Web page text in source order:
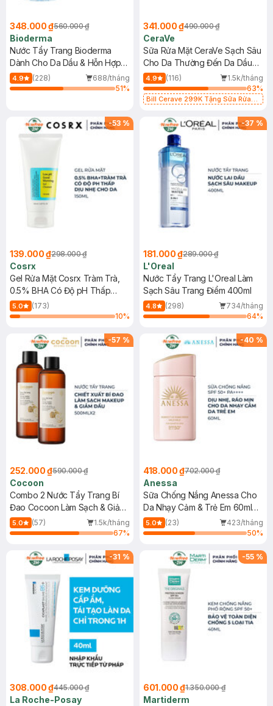
348.000 ₫560.000 ₫
Bioderma
Nước Tẩy Trang Bioderma
Dành Cho Da Dầu & Hỗn Hợp
500ml
4.9 (228)
688/tháng
51%
341.000 ₫490.000 ₫
CeraVe
Sữa Rửa Mặt CeraVe Sạch Sâu
Cho Da Thường Đến Da Dầu
473ml
4.9 (116)
1.5k/tháng
63%
Bill Cerave 299K Tặng Sữa Rửa
-53 %
139.000 ₫298.000 ₫
Cosrx
Gel Rửa Mặt Cosrx Tràm Trà,
0.5% BHA Có Độ pH Thấp
150ml
5.0
(173)
10%
-37 %
181.000 ₫289.000 ₫
L'Oreal
Nước Tẩy Trang L'Oreal Làm
Sạch Sâu Trang Điểm 400ml
4.8 (298)
734/tháng
64%
-57 %
252.000 ₫590.000 ₫
Cocoon
Combo 2 Nước Tẩy Trang Bí
Đao Cocoon Làm Sạch & Giảm
Dầu 500ml
5.0 (57)
1.5k/tháng
67%
-40 %
418.000 ₫702.000 ₫
Anessa
Sữa Chống Nắng Anessa Cho
Da Nhạy Cảm & Trẻ Em 60ml
(Mới)
5.0 (23)
423/tháng
50%
-31 %
308.000 ₫445.000 ₫
La Roche-Posay
-55 %
601.000 ₫1.350.000 ₫
Martiderm